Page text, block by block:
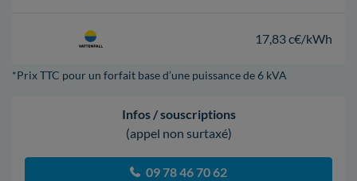
17,83 c€/kWh
*Prix TTC pour un forfait base d’une puissance de 6 kVA
Infos / souscriptions
(appel non surtaxé)
09 78 46 70 62